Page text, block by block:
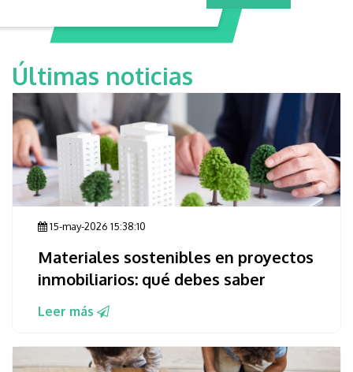
Últimas noticias
15-may-2026 15:38:10
Materiales sostenibles en proyectos
inmobiliarios: qué debes saber
Leer más